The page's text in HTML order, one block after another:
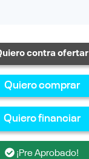
Quiero contra ofertar
Quiero comprar
Quiero financiar
¡Pre Aprobado!